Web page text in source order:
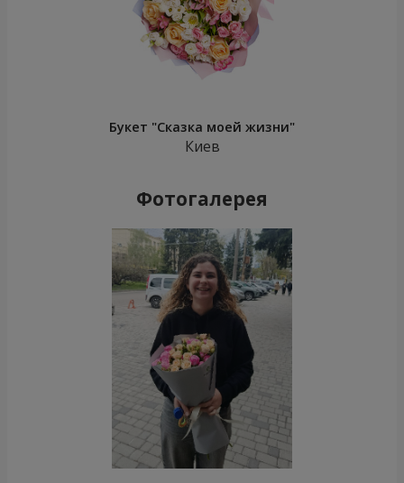
Букет "Сказка моей жизни"
Киев
Фотогалерея